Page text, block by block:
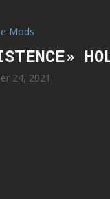
Mods
24, 2021